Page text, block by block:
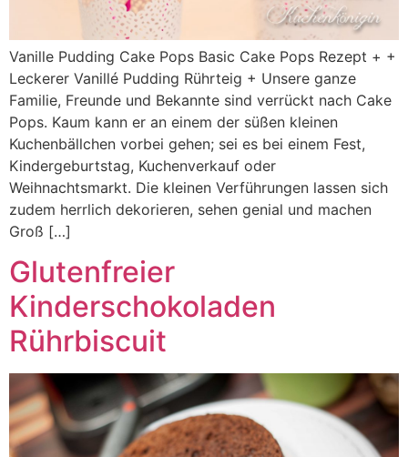
Vanille Pudding Cake Pops Basic Cake Pops Rezept + +
Leckerer Vanillé Pudding Rührteig + Unsere ganze
Familie, Freunde und Bekannte sind verrückt nach Cake
Pops. Kaum kann er an einem der süßen kleinen
Kuchenbällchen vorbei gehen; sei es bei einem Fest,
Kindergeburtstag, Kuchenverkauf oder
Weihnachtsmarkt. Die kleinen Verführungen lassen sich
zudem herrlich dekorieren, sehen genial und machen
Groß […]
Glutenfreier
Kinderschokoladen
Rührbiscuit